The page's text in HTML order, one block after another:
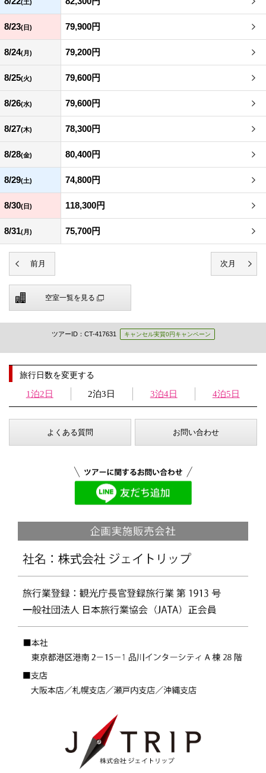
(土)
8/23(日) 79,900円
8/24(月) 79,200円
8/25(火) 79,600円
8/26(水) 79,600円
8/27(木) 78,300円
8/28(金) 80,400円
8/29(土) 74,800円
8/30(日) 118,300円
8/31(月) 75,700円
空室一覧を見る
ツアーID：CT-417631 キャンセル実質0円キャンペーン
旅行日数を変更する
1泊2日 2泊3日 3泊4日 4泊5日
よくある質問 お問い合わせ